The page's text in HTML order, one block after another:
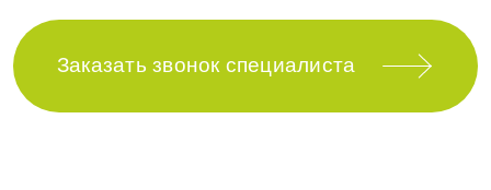
Заказать звонок специалиста